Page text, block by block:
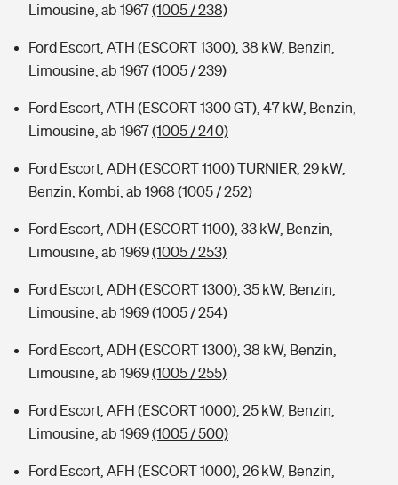
Limousine, ab 1967(1005 / 238)
Ford Escort, ATH (ESCORT 1300), 38 kW, Benzin,
Limousine, ab 1967(1005 / 239)
Ford Escort, ATH (ESCORT 1300 GT), 47 kW, Benzin,
Limousine, ab 1967(1005 / 240)
Ford Escort, ADH (ESCORT 1100) TURNIER, 29 kW,
Benzin, Kombi, ab 1968 (1005 / 252)
Ford Escort, ADH (ESCORT 1100), 33 kW, Benzin,
Limousine, ab 1969(1005 / 253)
Ford Escort, ADH (ESCORT 1300), 35 kW, Benzin,
Limousine, ab 1969(1005 / 254)
Ford Escort, ADH (ESCORT 1300), 38 kW, Benzin,
Limousine, ab 1969(1005 / 255)
Ford Escort, AFH (ESCORT 1000), 25 kW, Benzin,
Limousine, ab 1969(1005 / 500)
Ford Escort, AFH (ESCORT 1000), 26 kW, Benzin,